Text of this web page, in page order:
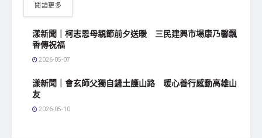
閱讀更多
漾新聞｜柯志恩母親節前夕送暖 三民建興市場康乃馨飄
香傳祝福
2026-05-07
漾新聞｜會玄師父獨自鏟土護山路 暖心善行感動高雄山
友
2026-05-10